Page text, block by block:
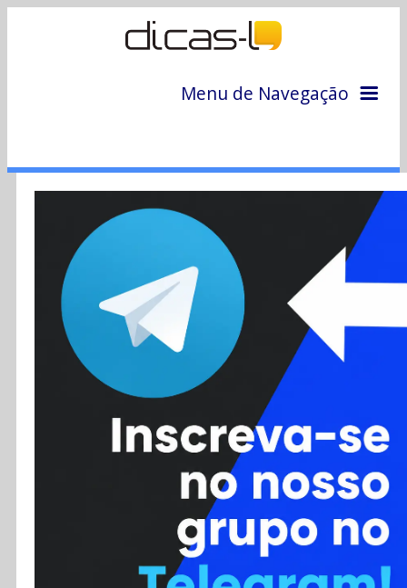
Menu de Navegação
Colunas
Colaboradores
Cursos
Enviar Dica